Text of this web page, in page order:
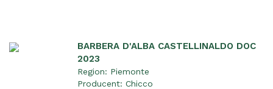
BARBERA D'ALBA CASTELLINALDO DOC
2023
Region: Piemonte
Producent: Chicco